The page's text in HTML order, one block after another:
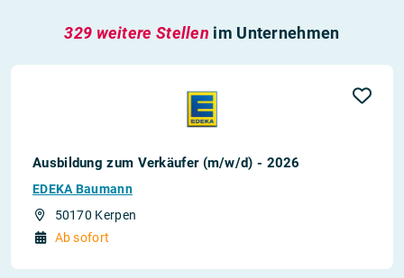
329 weitere Stellen im Unternehmen
Ausbildung zum Verkäufer (m/w/d) - 2026
EDEKA Baumann
50170 Kerpen
Ab sofort